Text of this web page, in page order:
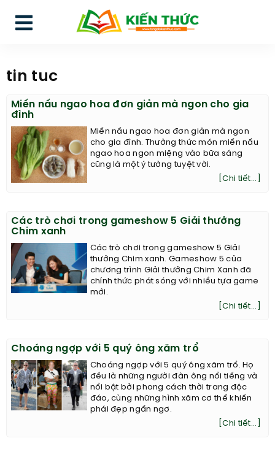
tin tuc
Miến nấu ngao hoa đơn giản mà ngon cho gia
đình
Miến nấu ngao hoa đơn giản mà ngon
cho gia đình. Thưởng thức món miến nấu
ngao hoa ngon miệng vào bữa sáng
cũng là một ý tưởng tuyệt vời.
[Chi tiết...]
Các trò chơi trong gameshow 5 Giải thưởng
Chim xanh
Các trò chơi trong gameshow 5 Giải
thưởng Chim xanh. Gameshow 5 của
chương trình Giải thưởng Chim Xanh đã
chính thức phát sóng với nhiều tựa game
mới.
[Chi tiết...]
Choáng ngợp với 5 quý ông xăm trổ
Choáng ngợp với 5 quý ông xăm trổ. Họ
đều là những người đàn ông nổi tiếng và
nổi bật bởi phong cách thời trang độc
đáo, cùng những hình xăm cơ thể khiến
phái đẹp ngẩn ngơ.
[Chi tiết...]